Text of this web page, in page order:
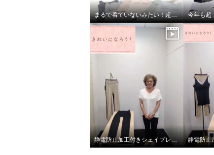
まるで着ていないみたい！超のびのび吸水速乾 付きカップ付きタンクトップ
静電防止加工付きシェイプレギンス2枚セット